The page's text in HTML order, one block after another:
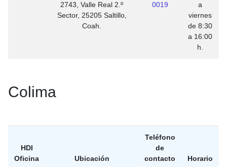
2743, Valle Real 2.º
Sector, 25205 Saltillo,
Coah.
0019
a
viernes
de 8:30
a 16:00
h.
Colima
HDI
Oficina
Ubicación
Teléfono
de
contacto
Horario